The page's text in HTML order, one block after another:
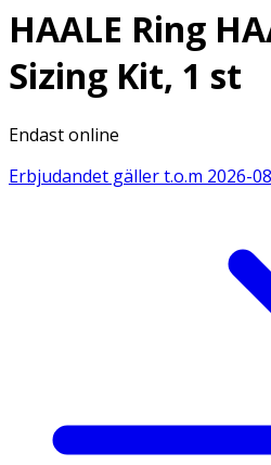
HAALE Ring
Sizing Kit, 1 st
Endast online
Erbjudandet gäller t.o.m 2026-